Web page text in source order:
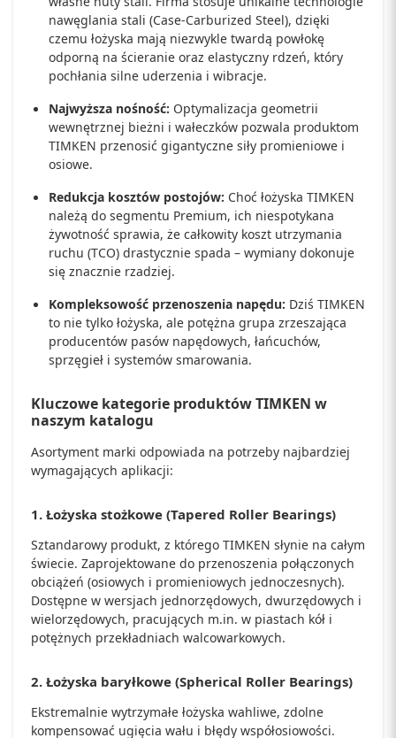
nawęglania stali (Case-Carburized Steel), dzięki
czemu łożyska mają niezwykle twardą powłokę
odporną na ścieranie oraz elastyczny rdzeń, który
pochłania silne uderzenia i wibracje.
Najwyższa nośność: Optymalizacja geometrii
wewnętrznej bieżni i wałeczków pozwala produktom
TIMKEN przenosić gigantyczne siły promieniowe i
osiowe.
Redukcja kosztów postojów: Choć łożyska TIMKEN
należą do segmentu Premium, ich niespotykana
żywotność sprawia, że całkowity koszt utrzymania
ruchu (TCO) drastycznie spada – wymiany dokonuje
się znacznie rzadziej.
Kompleksowość przenoszenia napędu: Dziś TIMKEN
to nie tylko łożyska, ale potężna grupa zrzeszająca
producentów pasów napędowych, łańcuchów,
sprzęgieł i systemów smarowania.
Kluczowe kategorie produktów TIMKEN w
naszym katalogu
Asortyment marki odpowiada na potrzeby najbardziej
wymagających aplikacji:
1. Łożyska stożkowe (Tapered Roller Bearings)
Sztandarowy produkt, z którego TIMKEN słynie na całym
świecie. Zaprojektowane do przenoszenia połączonych
obciążeń (osiowych i promieniowych jednoczesnych).
Dostępne w wersjach jednorzędowych, dwurzędowych i
wielorzędowych, pracujących m.in. w piastach kół i
potężnych przekładniach walcowarkowych.
2. Łożyska baryłkowe (Spherical Roller Bearings)
Ekstremalnie wytrzymałe łożyska wahliwe, zdolne
kompensować ugięcia wału i błędy współosiowości.